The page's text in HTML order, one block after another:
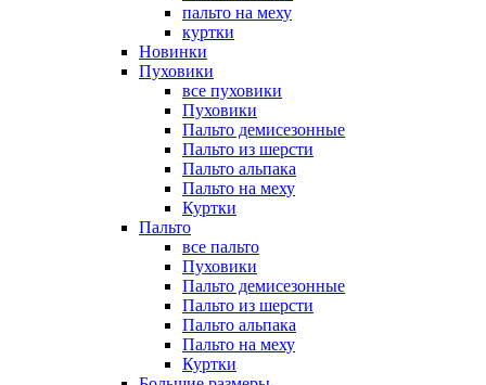
пальто на меху
куртки
Новинки
Пуховики
все пуховики
Пуховики
Пальто демисезонные
Пальто из шерсти
Пальто альпака
Пальто на меху
Куртки
Пальто
все пальто
Пуховики
Пальто демисезонные
Пальто из шерсти
Пальто альпака
Пальто на меху
Куртки